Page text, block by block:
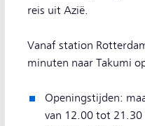
reis uit Azië.
Vanaf station
minuten naar Takumi
Openingstijden:
van 12.00 tot 21.30